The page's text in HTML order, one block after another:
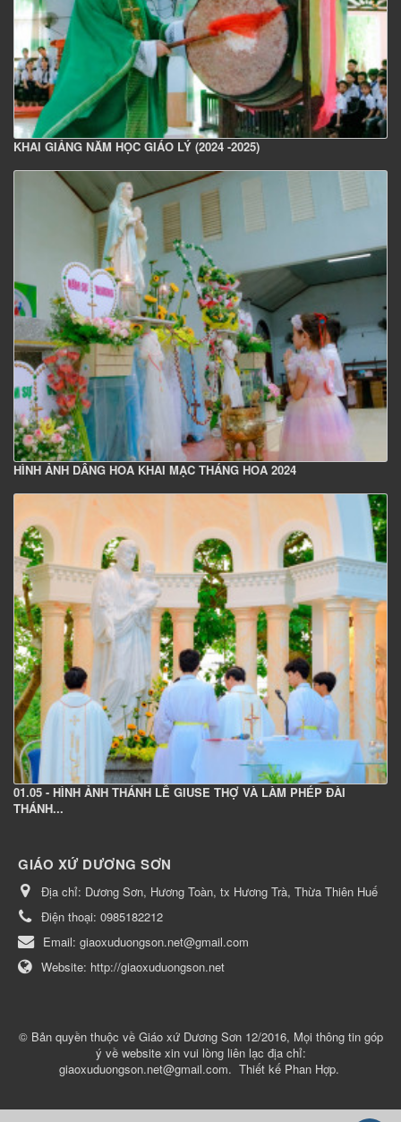
KHAI GIẢNG NĂM HỌC GIÁO LÝ (2024 -2025)
HÌNH ẢNH DÂNG HOA KHAI MẠC THÁNG HOA 2024
01.05 - HÌNH ẢNH THÁNH LỄ GIUSE THỢ VÀ LÀM PHÉP ĐÀI
THÁNH...
GIÁO XỨ DƯƠNG SƠN
Địa chỉ: Dương Sơn, Hương Toàn, tx Hương Trà, Thừa Thiên Huế
Điện thoại: 0985182212
Email: giaoxuduongson.net@gmail.com
Website: http://giaoxuduongson.net
© Bản quyền thuộc về Giáo xứ Dương Sơn 12/2016, Mọi thông tin góp
ý về website xin vui lòng liên lạc địa chỉ:
giaoxuduongson.net@gmail.com. Thiết kế Phan Hợp.